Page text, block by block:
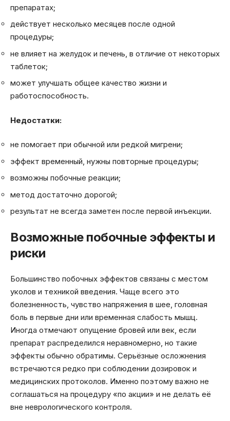
препаратах;
действует несколько месяцев после одной
процедуры;
не влияет на желудок и печень, в отличие от некоторых
таблеток;
может улучшать общее качество жизни и
работоспособность.
Недостатки:
не помогает при обычной или редкой мигрени;
эффект временный, нужны повторные процедуры;
возможны побочные реакции;
метод достаточно дорогой;
результат не всегда заметен после первой инъекции.
Возможные побочные эффекты и
риски
Большинство побочных эффектов связаны с местом
уколов и техникой введения. Чаще всего это
болезненность, чувство напряжения в шее, головная
боль в первые дни или временная слабость мышц.
Иногда отмечают опущение бровей или век, если
препарат распределился неравномерно, но такие
эффекты обычно обратимы. Серьёзные осложнения
встречаются редко при соблюдении дозировок и
медицинских протоколов. Именно поэтому важно не
соглашаться на процедуру «по акции» и не делать её
вне неврологического контроля.